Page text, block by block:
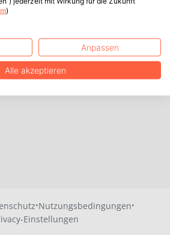
·Nutzungsbedingungen·
Einstellungen
)
Anpassen
Alle akzeptieren